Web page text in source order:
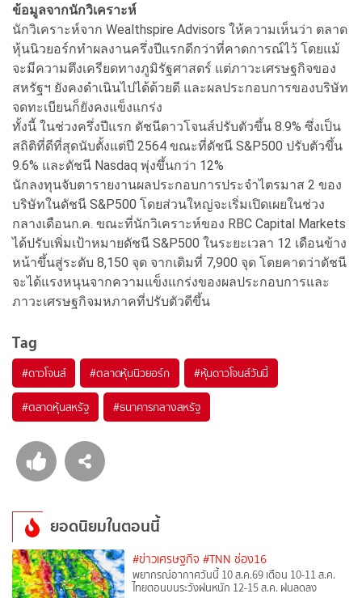
ข้อมูลจากนักวิเคราะห์
นักวิเคราะห์จาก Wealthspire Advisors ให้ความเห็นว่า ตลาด
หุ้นนิวยอร์กทำผลงานครึ่งปีแรกดีกว่าที่คาดการณ์ไว้ โดยแม้
จะมีความตึงเครียดทางภูมิรัฐศาสตร์ แต่ภาวะเศรษฐกิจของ
สหรัฐฯ ยังคงดำเนินไปได้ด้วยดี และผลประกอบการของบริษัท
จดทะเบียนก็ยังคงแข็งแกร่ง
ทั้งนี้ ในช่วงครึ่งปีแรก ดัชนีดาวโจนส์ปรับตัวขึ้น 8.9% ซึ่งเป็น
สถิติที่ดีที่สุดนับตั้งแต่ปี 2564 ขณะที่ดัชนี S&P500 ปรับตัวขึ้น
9.6% และดัชนี Nasdaq พุ่งขึ้นกว่า 12%
นักลงทุนจับตารายงานผลประกอบการประจำไตรมาส 2 ของ
บริษัทในดัชนี S&P500 โดยส่วนใหญ่จะเริ่มเปิดเผยในช่วง
กลางเดือนก.ค. ขณะที่นักวิเคราะห์ของ RBC Capital Markets
ได้ปรับเพิ่มเป้าหมายดัชนี S&P500 ในระยะเวลา 12 เดือนข้าง
หน้าขึ้นสู่ระดับ 8,150 จุด จากเดิมที่ 7,900 จุด โดยคาดว่าดัชนี
จะได้แรงหนุนจากความแข็งแกร่งของผลประกอบการและ
ภาวะเศรษฐกิจมหภาคที่ปรับตัวดีขึ้น
Tag
#ดาวโจนส์ #ตลาดหุ้นนิวยอร์ก #หุ้นดาวโจนส์วันนี้
#ตลาดหุ้นสหรัฐ #ธนาคารกลางสหรัฐ
ยอดนิยมในตอนนี้
#ข่าวเศรษฐกิจ #TNN ช่อง16
พยากรณ์อากาศวันนี้ 10 ส.ค.69 เตือน 10-11 ส.ค.
ไทยตอนบนระวังฝนหนัก 12-15 ส.ค. ฝนลดลง